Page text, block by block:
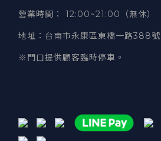
營業時間 ： 12:00~21:00（無休）
地址 ：台南市永康區東橋一路388號
※門口提供顧客臨時停車。